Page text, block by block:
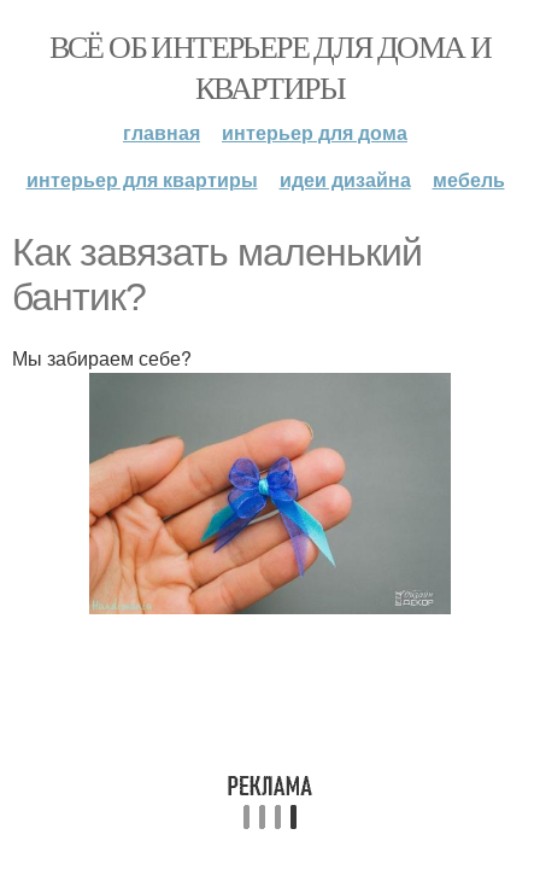
ВСЁ ОБ ИНТЕРЬЕРЕ ДЛЯ ДОМА И
КВАРТИРЫ
главная
интерьер для дома
интерьер для квартиры
идеи дизайна мебель
Как завязать маленький
бантик?
Мы забираем себе?